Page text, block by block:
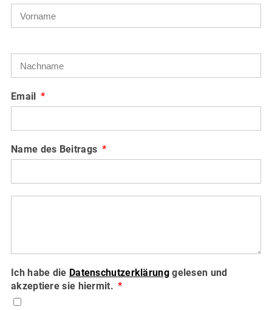
Email
Name des Beitrags
Ich habe die Datenschutzerklärunggelesen und
akzeptiere sie hiermit.